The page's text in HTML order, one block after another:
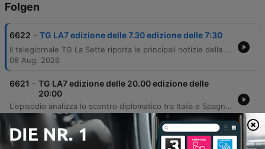
Folgen
6622 - TG LA7 edizione delle 7.30 edizione delle 7:30
Il telegiornale TG La Sette riporta le principali notizie della giornata, aprendo con la tensione diplomatica tra Italia e Spagna riguardante la sospensione temporanea dei controlli alla frontiera di Schengen. Il servizio analizza le posizioni contrastanti del governo italiano e quello spagnolo in merito alla sicurezza e alla mobilità dei cittadini. L'edizione copre inoltre gli sviluppi internazionali, con i nuovi attacchi missilistici in Ucraina e il nuovo patto di mutua difesa tra Turchia, Arabia Saudita e Pakistan. In ambito nazionale, vengono trattati l'anniversario della tragedia mineraria di Marcinelle, le cronache di cronaca nera da Cervia, i dati economici sulle difficoltà delle famiglie italiane nel sostenere le vacanze estive e i successi della spedizione azzurra agli Europei di nuoto a Parigi.
08 Aug. 2026
6621 - TG LA7 edizione delle 20.00 edizione delle
20:00
L'episodio analizza lo scontro diplomatico tra Italia e Spagna sulla sospensione del trattato di Schengen e i nuovi equilibri in Medio Oriente, con particolare attenzione al patto di difesa tra Turchia, Arabia Saudita e Pakistan. Viene inoltre esaminata l'instabilità nello stretto di Hormuz e le incertezze sulle forniture statunitensi per il conflitto in Ucraina. La cronaca internazionale riporta la tragica strage scolastica in Thailandia e gli arresti di giovani radicalizzati in Italia. Infine, vengono trattati temi di attualità nazionale, tra cui le polemiche politiche su Galeazzo Bignami, i nuovi dettagli sul rogo del Club Questa e l'attività dell'Etna che ha causato il blocco dei voli a Catania.
07 Aug. 2026
6620 -
TG LA7 edizione delle 13.30 edizione delle